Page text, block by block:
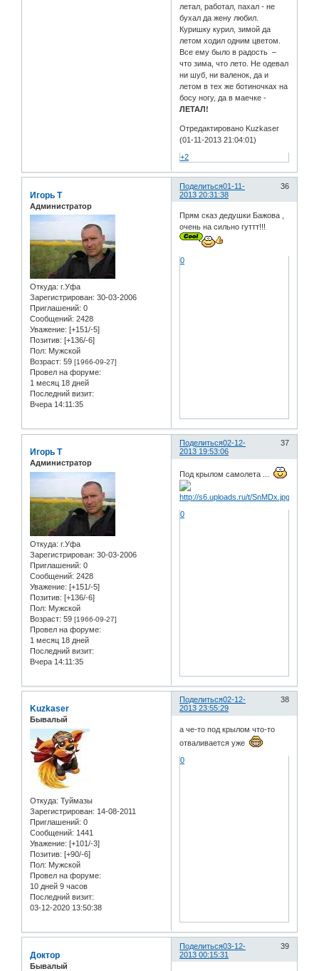
летал, работал, пахал - не
бухал да жену любил.
Куришку курил, зимой да
летом ходил одним цветом.
Все ему было в радость –
что зима, что лето. Не одевал
ни шуб, ни валенок, да и
летом в тех же ботиночках на
босу ногу, да в маечке -
ЛЕТАЛ!
Отредактировано Kuzkaser
(01-11-2013 21:04:01)
+2
Поделиться 36
01-11-
2013 20:31:38
Игорь Т
Администратор
Откуда: г.Уфа
Зарегистрирован: 30-03-2006
Приглашений: 0
Сообщений: 2428
Уважение: [+151/-5]
Позитив: [+136/-6]
Пол: Мужской
Возраст: 59 [1966-09-27]
Провел на форуме:
1 месяц 18 дней
Последний визит:
Вчера 14:11:35
Прям сказ дедушки Бажова ,
очень на сильно гуттт!!!
0
Поделиться 37
02-12-
2013 19:53:06
Игорь Т
Администратор
Откуда: г.Уфа
Зарегистрирован: 30-03-2006
Приглашений: 0
Сообщений: 2428
Уважение: [+151/-5]
Позитив: [+136/-6]
Пол: Мужской
Возраст: 59 [1966-09-27]
Провел на форуме:
1 месяц 18 дней
Последний визит:
Вчера 14:11:35
Под крылом самолета ...
0
Поделиться 38
02-12-
2013 23:55:29
Kuzkaser
Бывалый
Откуда: Туймазы
Зарегистрирован: 14-08-2011
Приглашений: 0
Сообщений: 1441
Уважение: [+101/-3]
Позитив: [+90/-6]
Пол: Мужской
Провел на форуме:
10 дней 9 часов
Последний визит:
03-12-2020 13:50:38
а че-то под крылом что-то
отваливается уже
0
Поделиться 39
03-12-
2013 00:15:31
Доктор
Бывалый